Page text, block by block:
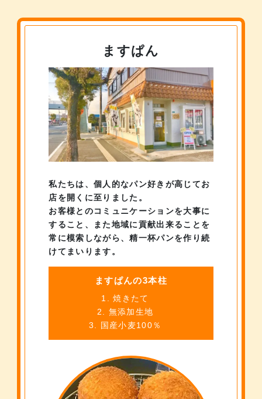
ますぱん
私たちは、個人的なパン好きが高じてお
店を開くに至りました。
お客様とのコミュニケーションを大事に
すること、
また地域に貢献出来ることを
常に模索しながら、精一杯パンを作り続
けてまいります。
ますぱんの3本柱
焼きたて
無添加生地
国産小麦100％